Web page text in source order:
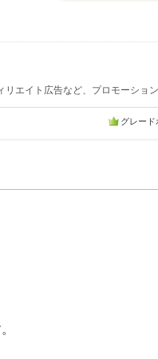
リエイト広告など、プロモーショ
グレード